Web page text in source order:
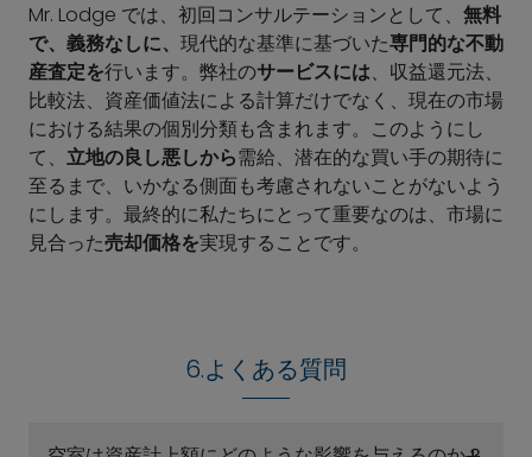
Mr. Lodge では、初回コンサルテーションとして、 無料
で、義務なしに、 現代的な基準に基づいた専門的な不動
産査定を行います。弊社のサービスには、収益還元法、
比較法、資産価値法による計算だけでなく、現在の市場
における結果の個別分類も含まれます。このようにし
て、 立地の良し悪しから需給、潜在的な買い手の期待に
至るまで、いかなる側面も考慮されないことがないよう
にします。最終的に私たちにとって重要なのは、市場に
見合った売却価格を実現することです。
6.よくある質問